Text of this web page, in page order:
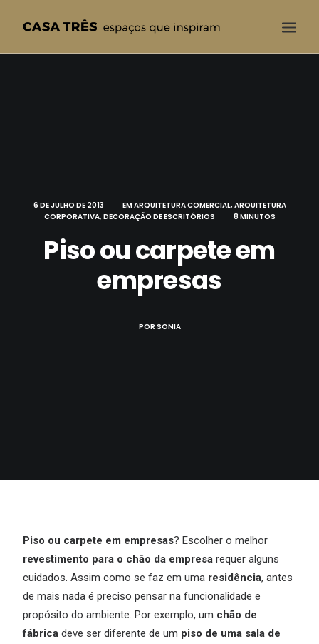
CONTATO
6 DE JULHO DE 2013 | EMARQUITETURA COMERCIAL, ARQUITETURA
CORPORATIVA, DECORAÇÃO DE ESCRITÓRIOS | 8 MINUTOS
Piso ou carpete em
empresas
POR SONIA
Piso ou carpete em empresas? Escolher o melhor
revestimento para o chão da empresa requer alguns
cuidados. Assim como se faz em uma residência, antes
de mais nada é preciso pensar na funcionalidade e
propósito do ambiente. Por exemplo, um chão de
fábrica deve ser diferente de um piso de uma sala de